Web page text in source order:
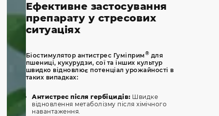
Ефективне застосування
препарату у стресових
ситуаціях
Біостимулятор антистрес Гуміприм® для
пшениці, кукурудзи, сої та інших культур
швидко відновлює потенціал урожайності в
таких випадках:
Антистрес після гербіцидів: Швидке
відновлення метаболізму після хімічного
навантаження.